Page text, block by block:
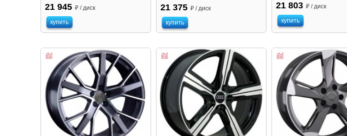
21 945 ₽ / диск
купить
21 375 ₽ / диск
купить
21 803 ₽ / диск
купить